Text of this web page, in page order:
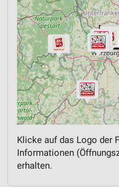
Klicke auf das Logo der
Informationen
erhalten.